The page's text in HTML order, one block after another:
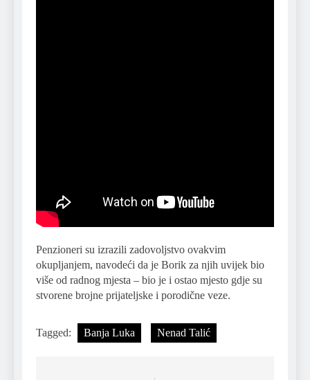
Penzioneri su izrazili zadovoljstvo ovakvim
okupljanjem, navodeći da je Borik za njih uvijek bio
više od radnog mjesta – bio je i ostao mjesto gdje su
stvorene brojne prijateljske i porodične veze.
Tagged: Banja Luka Nenad Talić